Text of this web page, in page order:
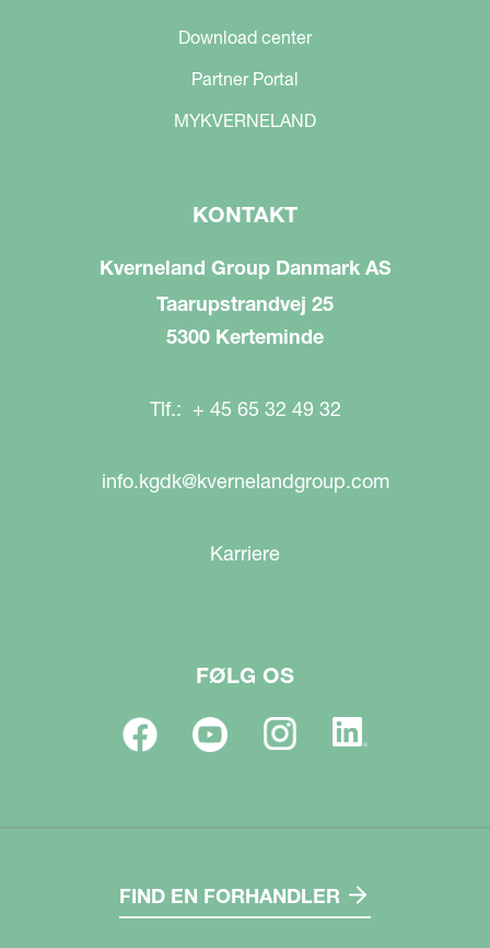
Download center
Partner Portal
MYKVERNELAND
KONTAKT
Kverneland Group Danmark AS
Taarupstrandvej 25
5300 Kerteminde
Tlf.: + 45 65 32 49 32
info.kgdk@kvernelandgroup.com
Karriere
FØLG OS
FIND EN FORHANDLER